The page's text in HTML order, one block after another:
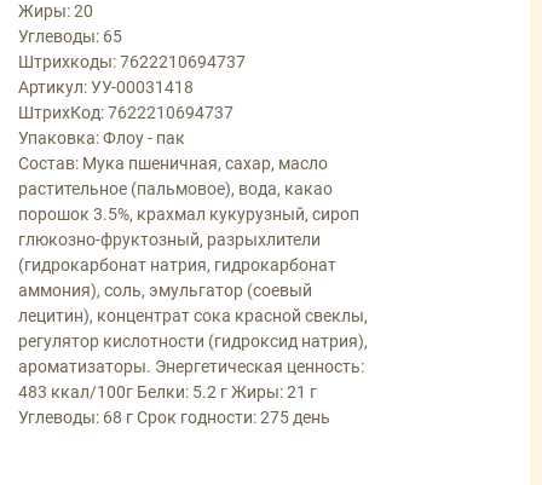
Жиры: 20
Углеводы: 65
Штрихкоды: 7622210694737
Артикул: УУ-00031418
ШтрихКод: 7622210694737
Упаковка: Флоу - пак
Состав: Мука пшеничная, сахар, масло
растительное (пальмовое), вода, какао
порошок 3.5%, крахмал кукурузный, сироп
глюкозно-фруктозный, разрыхлители
(гидрокарбонат натрия, гидрокарбонат
аммония), соль, эмульгатор (соевый
лецитин), концентрат сока красной свеклы,
регулятор кислотности (гидроксид натрия),
ароматизаторы. Энергетическая ценность:
483 ккал/100г Белки: 5.2 г Жиры: 21 г
Углеводы: 68 г Срок годности: 275 день